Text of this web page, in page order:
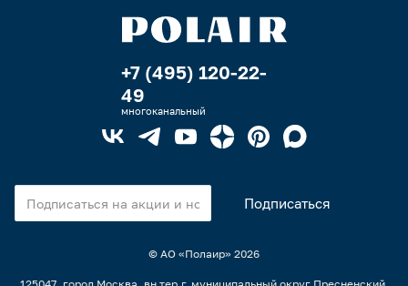
+7 (495) 120-22-
49
многоканальный
© АО «Полаир» 2026